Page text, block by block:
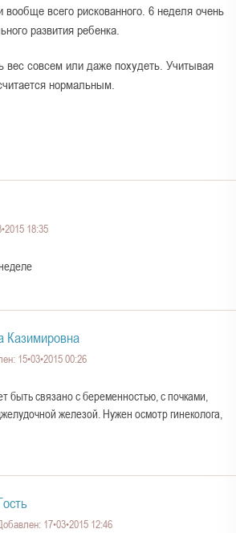
вообще всего рискованного. 6 неделя очень
развития ребенка.
вес совсем или даже похудеть. Учитывая
нормальным.
18:35
Казимировна
15•03•2015 00:26
быть связано с беременностью, с почками,
железой. Нужен осмотр гинеколога,
17•03•2015 12:46